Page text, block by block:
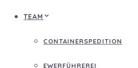
TEAM
CONTAINERSPEDITION
EWERFÜHREREI